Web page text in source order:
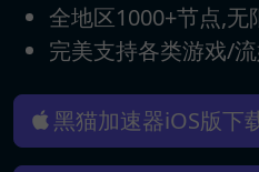
全地区1000+节点,无
完美支持各类游戏/
黑猫加速器iOS版下